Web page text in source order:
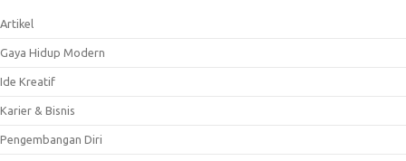
Artikel
Gaya Hidup Modern
Ide Kreatif
Karier & Bisnis
Pengembangan Diri